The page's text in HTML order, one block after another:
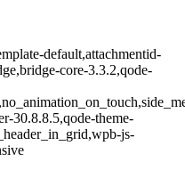
default,attachmentid-
core-3.3.2,qode-
30.8.8.5,qode-theme-
js-